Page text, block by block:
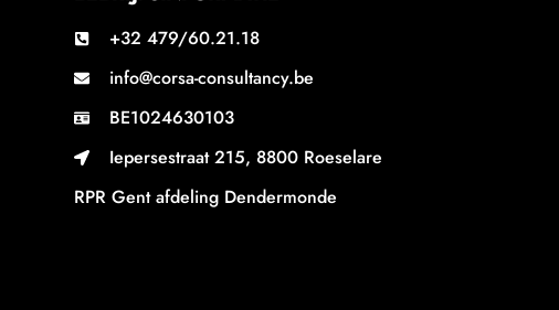
+32 479/60.21.18
info@corsa-consultancy.be
BE1024630103
Iepersestraat 215, 8800 Roeselare
RPR Gent afdeling Dendermonde